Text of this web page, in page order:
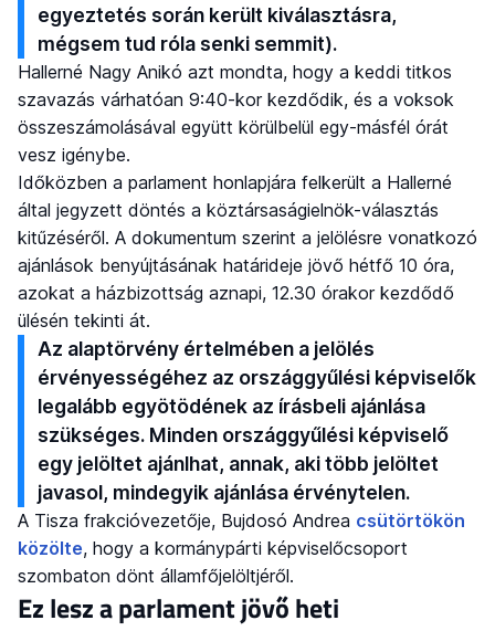
egyeztetés során került kiválasztásra,
mégsem tud róla senki semmit).
Hallerné Nagy Anikó azt mondta, hogy a keddi titkos
szavazás várhatóan 9:40-kor kezdődik, és a voksok
összeszámolásával együtt körülbelül egy-másfél órát
vesz igénybe.
Időközben a parlament honlapjára felkerült a Hallerné
által jegyzett döntés a köztársaságielnök-választás
kitűzéséről. A dokumentum szerint a jelölésre vonatkozó
ajánlások benyújtásának határideje jövő hétfő 10 óra,
azokat a házbizottság aznapi, 12.30 órakor kezdődő
ülésén tekinti át.
Az alaptörvény értelmében a jelölés
érvényességéhez az országgyűlési képviselők
legalább egyötödének az írásbeli ajánlása
szükséges. Minden országgyűlési képviselő
egy jelöltet ajánlhat, annak, aki több jelöltet
javasol, mindegyik ajánlása érvénytelen.
A Tisza frakcióvezetője, Bujdosó Andrea csütörtökön
közölte, hogy a kormánypárti képviselőcsoport
szombaton dönt államfőjelöltjéről.
Ez lesz a parlament jövő heti